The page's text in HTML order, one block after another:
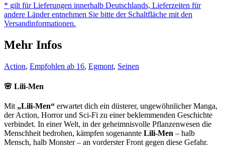
* gilt für Lieferungen innerhalb Deutschlands, Lieferzeiten für
andere Länder entnehmen Sie bitte der Schaltfläche mit den
Versandinformationen.
Mehr Infos
Action, Empfohlen ab 16, Egmont, Seinen
🌸 Lili-Men
Mit „Lili-Men“ erwartet dich ein düsterer, ungewöhnlicher Manga,
der Action, Horror und Sci-Fi zu einer beklemmenden Geschichte
verbindet. In einer Welt, in der geheimnisvolle Pflanzenwesen die
Menschheit bedrohen, kämpfen sogenannte Lili-Men – halb
Mensch, halb Monster – an vorderster Front gegen diese Gefahr.